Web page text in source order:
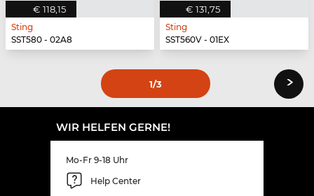
€ 118,15
Sting
SST580 - 02A8
€ 131,75
Sting
SST560V - 01EX
1/3 ›
WIR HELFEN GERNE!
Mo-Fr 9-18 Uhr
Help Center